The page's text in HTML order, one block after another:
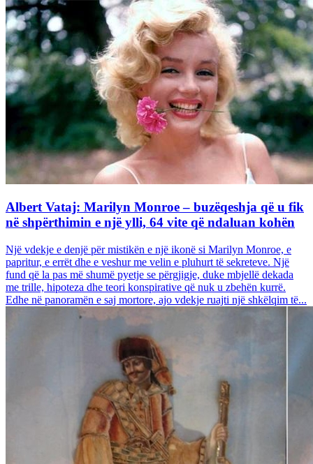
Albert Vataj: Marilyn Monroe – buzëqeshja që u fik
në shpërthimin e një ylli, 64 vite që ndaluan kohën
Një vdekje e denjë për mistikën e një ikonë si Marilyn Monroe, e
papritur, e errët dhe e veshur me velin e pluhurt të sekreteve. Një
fund që la pas më shumë pyetje se përgjigje, duke mbjellë dekada
me trille, hipoteza dhe teori konspirative që nuk u zbehën kurrë.
Edhe në panoramën e saj mortore, ajo vdekje ruajti një shkëlqim të...